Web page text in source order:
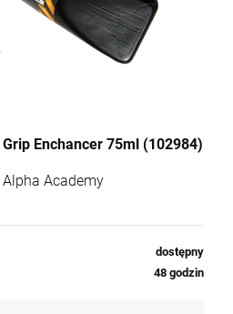
Enchancer 75ml (102984)
Alpha Academy
dostępny
48 godzin